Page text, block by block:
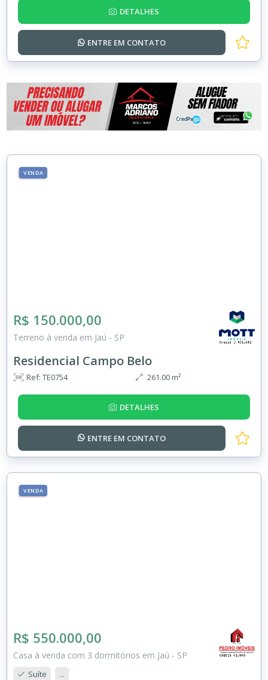
DETALHES
ENTRE EM CONTATO
VENDA
R$ 150.000,00
Terreno à venda em Jaú - SP
Residencial Campo Belo
Ref: TE0754 261.00 m²
DETALHES
ENTRE EM CONTATO
VENDA
R$ 550.000,00
Casa à venda com 3 dormitórios em Jaú - SP
Suíte ...